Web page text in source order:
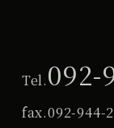
Tel.092-
fax.092-944-